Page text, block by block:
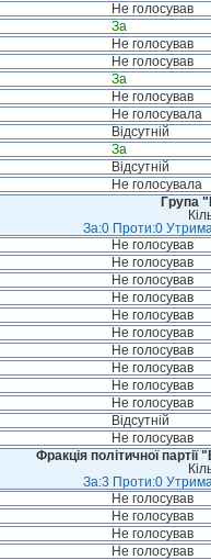
Не голосував
За
Не голосував
Не голосував
За
Не голосував
Не голосувала
Відсутній
За
Відсутній
Не голосувала
Група
За:0 Проти:0
Не голосував
Не голосував
Не голосував
Не голосував
Не голосував
Не голосував
Не голосував
Не голосував
Не голосував
Не голосував
Відсутній
Не голосував
Фракція політичної
За:3 Проти:0
Не голосував
Не голосував
Не голосував
Не голосував